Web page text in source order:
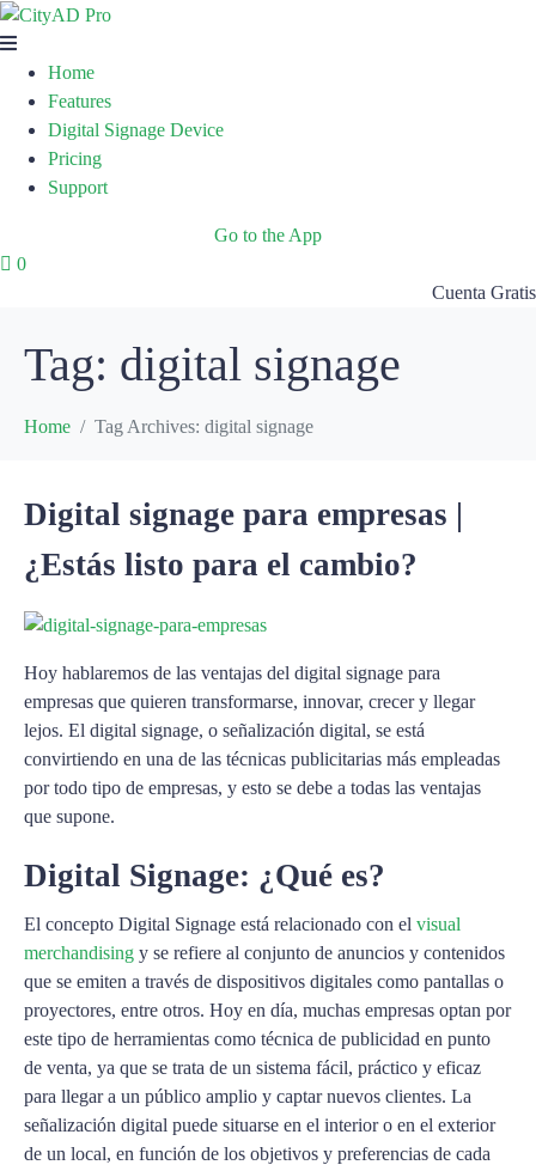
Home
Features
Digital Signage Device
Pricing
Support
Go to the App
0
Cuenta Gratis
Tag: digital signage
Home Tag Archives: digital signage
Digital signage para empresas |
¿Estás listo para el cambio?
Hoy hablaremos de las ventajas del digital signage para
empresas que quieren transformarse, innovar, crecer y llegar
lejos. El digital signage, o señalización digital, se está
convirtiendo en una de las técnicas publicitarias más empleadas
por todo tipo de empresas, y esto se debe a todas las ventajas
que supone.
Digital Signage: ¿Qué es?
El concepto Digital Signage está relacionado con el visual
merchandising y se refiere al conjunto de anuncios y contenidos
que se emiten a través de dispositivos digitales como pantallas o
proyectores, entre otros. Hoy en día, muchas empresas optan por
este tipo de herramientas como técnica de publicidad en punto
de venta, ya que se trata de un sistema fácil, práctico y eficaz
para llegar a un público amplio y captar nuevos clientes. La
señalización digital puede situarse en el interior o en el exterior
de un local, en función de los objetivos y preferencias de cada